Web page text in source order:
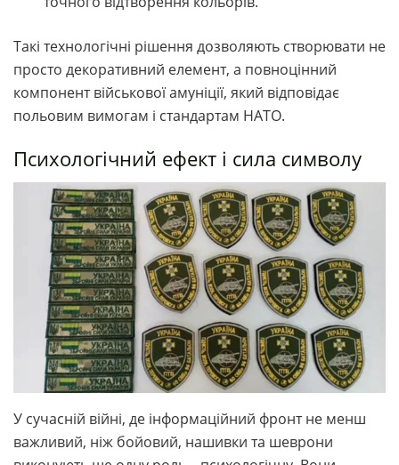
Такі технологічні рішення дозволяють створювати не
просто декоративний елемент, а повноцінний
компонент військової амуніції, який відповідає
польовим вимогам і стандартам НАТО.
Психологічний ефект і сила символу
У сучасній війні, де інформаційний фронт не менш
важливий, ніж бойовий, нашивки та шеврони